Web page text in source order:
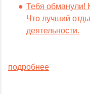
Тебя обманули!
Что лучший
деятельности.
подробнее